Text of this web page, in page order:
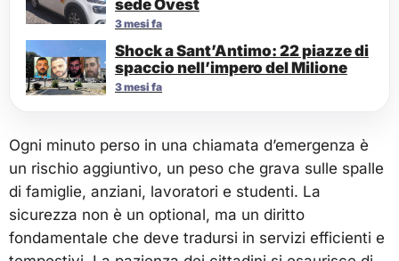
sede Ovest
3 mesi fa
Shock a Sant’Antimo: 22 piazze di
spaccio nell’impero del Milione
3 mesi fa
Ogni minuto perso in una chiamata d’emergenza è
un rischio aggiuntivo, un peso che grava sulle spalle
di famiglie, anziani, lavoratori e studenti. La
sicurezza non è un optional, ma un diritto
fondamentale che deve tradursi in servizi efficienti e